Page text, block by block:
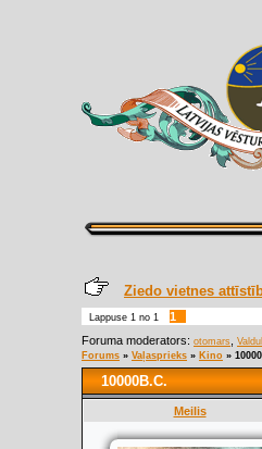
Ziedo vietnes
Lappuse 1 no 1
1
Foruma moderators: otomars
Forums » Vaļasprieks » Kino »
10000B.C.
Meilis